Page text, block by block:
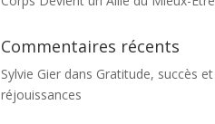
Commentaires récents
Sylvie Gier dans Gratitude, succès et
réjouissances